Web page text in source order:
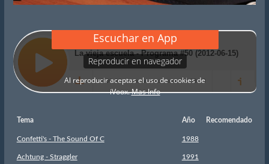
Tema Año Recomendado
Confetti's - The Sound Of C 1988
Achtung - Straggler 1991